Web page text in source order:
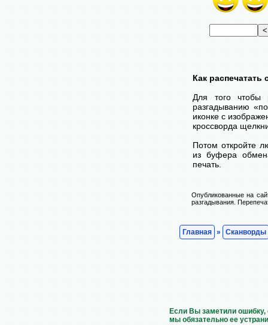
Как
Для того чтобы
разгадыванию
иконке с
кроссворда
Потом откройте
из буфера
печать.
Опубликованные на
разгадывания.
Главная » Сканворды
Если Вы заметили
мы обязательно ее